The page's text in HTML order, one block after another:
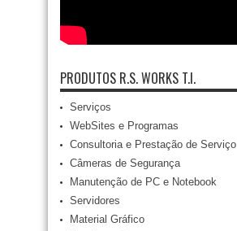
PRODUTOS R.S. WORKS T.I.
Serviços
WebSites e Programas
Consultoria e Prestação de Serviço
Câmeras de Segurança
Manutenção de PC e Notebook
Servidores
Material Gráfico